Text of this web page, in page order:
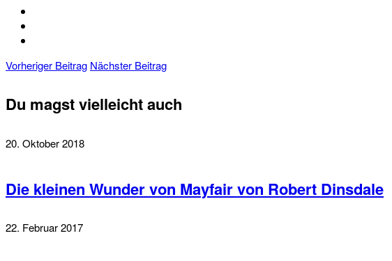
Vorheriger Beitrag Nächster Beitrag
Du magst vielleicht auch
20. Oktober 2018
Die kleinen Wunder von Mayfair von Robert Dinsdale
22. Februar 2017